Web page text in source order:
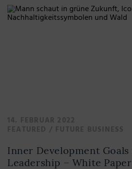
14. FEBRUAR 2022
FEATURED / FUTURE BUSINESS
Inner Development
Leadership – White Paper